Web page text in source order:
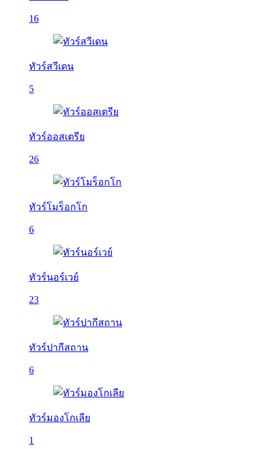
16
ทัวร์สวีเดน
5
ทัวร์ออสเตรีย
26
ทัวร์โมร็อกโก
6
ทัวร์นอร์เวย์
23
ทัวร์ปากีสถาน
6
ทัวร์มองโกเลีย
1